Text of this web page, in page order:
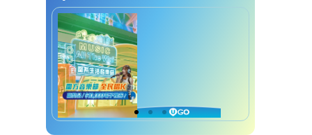
观音借库2026｜借库步骤
观音借库｜宜忌及注意事项
观音借库｜还库祭祀物品
观音借库｜还库步骤